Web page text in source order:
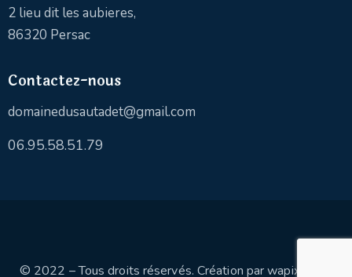
2 lieu dit les aubieres,
86320 Persac
Contactez-nous
domainedusautadet@gmail.com
06.95.58.51.79
© 2022 – Tous droits réservés. Création parwapix.be